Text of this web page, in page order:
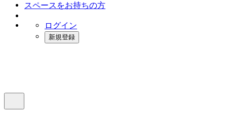
スペースをお持ちの方
ログイン
新規登録